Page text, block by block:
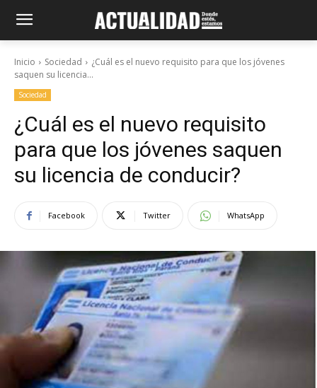
Inicio Sociedad
¿Cuál es el nuevo requisito para que los jóvenes
saquen su licencia...
Sociedad
¿Cuál es el nuevo requisito
para que los jóvenes saquen
su licencia de conducir?
Facebook Twitter WhatsApp